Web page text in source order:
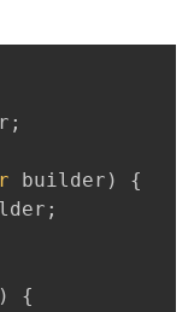
;
builder )
{
;
)
{